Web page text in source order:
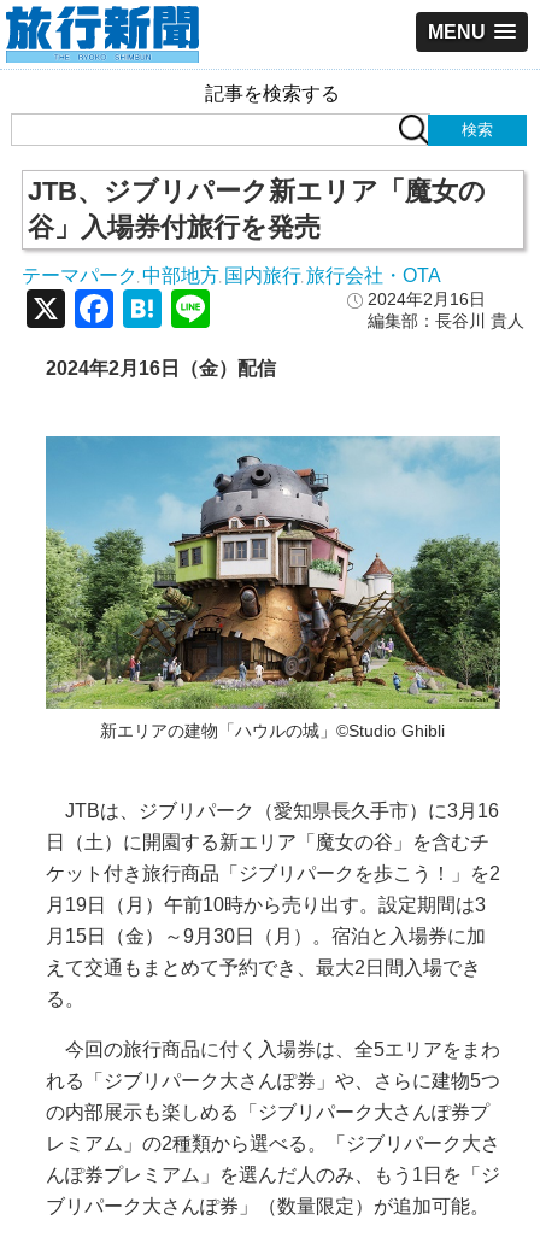
MENU
記事を検索する
JTB、ジブリパーク新エリア「魔女の
谷」入場券付旅行を発売
テーマパーク 中部地方 国内旅行 旅行会社・OTA
2024年2月16日
編集部：長谷川 貴人
X Facebook
Hatena
2024年2月16日（金）配信
新エリアの建物「ハウルの城」©Studio Ghibli
JTBは、ジブリパーク（愛知県長久手市）に3月16
日（土）に開園する新エリア「魔女の谷」を含むチ
ケット付き旅行商品「ジブリパークを歩こう！」を2
月19日（月）午前10時から売り出す。設定期間は3
月15日（金）～9月30日（月）。宿泊と入場券に加
えて交通もまとめて予約でき、最大2日間入場でき
る。
今回の旅行商品に付く入場券は、全5エリアをまわ
れる「ジブリパーク大さんぽ券」や、さらに建物5つ
の内部展示も楽しめる「ジブリパーク大さんぽ券プ
レミアム」の2種類から選べる。「ジブリパーク大さ
んぽ券プレミアム」を選んだ人のみ、もう1日を「ジ
ブリパーク大さんぽ券」（数量限定）が追加可能。